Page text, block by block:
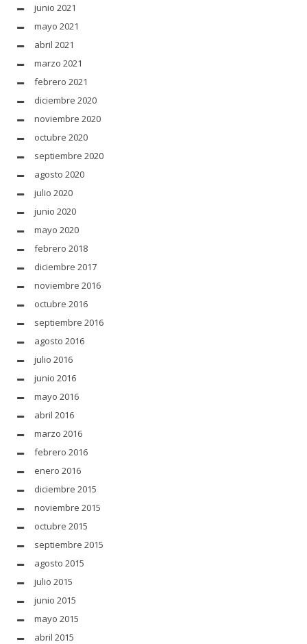
junio 2021
mayo 2021
abril 2021
marzo 2021
febrero 2021
diciembre 2020
noviembre 2020
octubre 2020
septiembre 2020
agosto 2020
julio 2020
junio 2020
mayo 2020
febrero 2018
diciembre 2017
noviembre 2016
octubre 2016
septiembre 2016
agosto 2016
julio 2016
junio 2016
mayo 2016
abril 2016
marzo 2016
febrero 2016
enero 2016
diciembre 2015
noviembre 2015
octubre 2015
septiembre 2015
agosto 2015
julio 2015
junio 2015
mayo 2015
abril 2015